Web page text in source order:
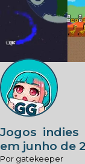
Jogos
em junho de
Por gatekeeper